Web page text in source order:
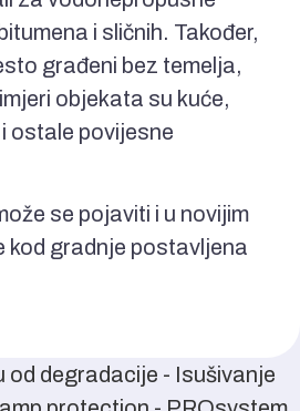
i sličnih. Također,
građeni bez temelja,
objekata su kuće,
ostale povijesne
se pojaviti i u novijim
kod gradnje postavljena